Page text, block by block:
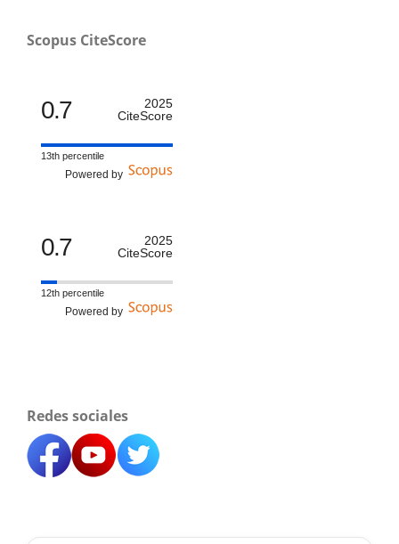
Scopus CiteScore
0.7
2025
CiteScore
13th percentile
Powered by
0.7
2025
CiteScore
12th percentile
Powered by
Redes sociales